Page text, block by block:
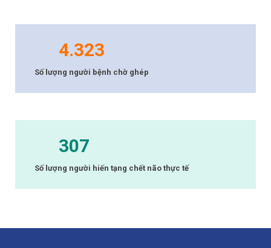
4.323
Số lượng người bệnh chờ ghép
307
Số lượng người hiến tạng chết não thực tế